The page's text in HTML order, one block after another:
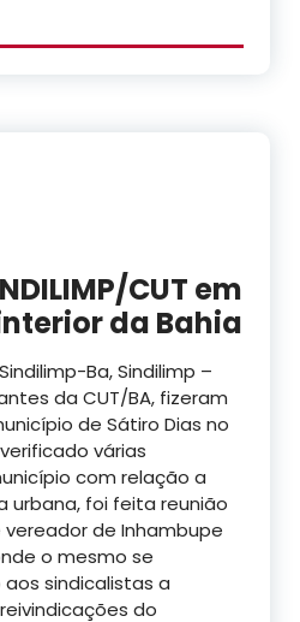
CUT em
da Bahia
Ba, Sindilimp –
da CUT/BA, fizeram
de Sátiro Dias no
várias
com relação a
urbana, foi feita reunião
de Inhambupe
o mesmo se
sindicalistas a
do